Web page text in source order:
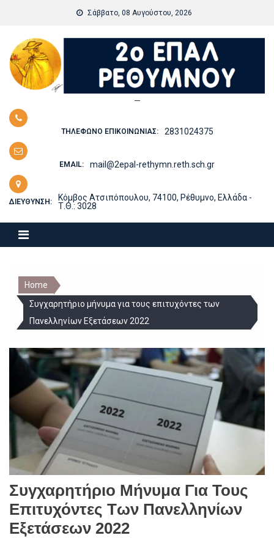
content
Σάββατο, 08 Αυγούστου, 2026
—
ΤΗΛΈΦΩΝΟ ΕΠΙΚΟΙΝΩΝΊΑΣ: 2831024375
EMAIL: mail@2epal-rethymn.reth.sch.gr
ΔΙΕΎΘΥΝΣΗ:
Κόμβος Ατσιπόπουλου, 74100, Ρέθυμνο, Ελλάδα -
Τ.Θ.: 3028
Home
Συγχαρητήριο μήνυμα για τους επιτυχόντες των
Πανελληνίων Εξετάσεων 2022
Συγχαρητήριο Μήνυμα Για Τους
Επιτυχόντες Των Πανελληνίων
Εξετάσεων 2022